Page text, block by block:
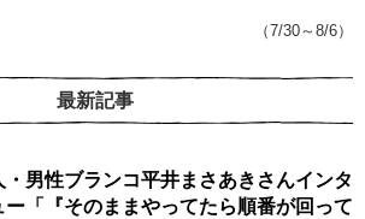
（7/30～8/6）
最新記事
・男性ブランコ平井まさあきさんインタ
ー「『そのままやってたら順番が回って